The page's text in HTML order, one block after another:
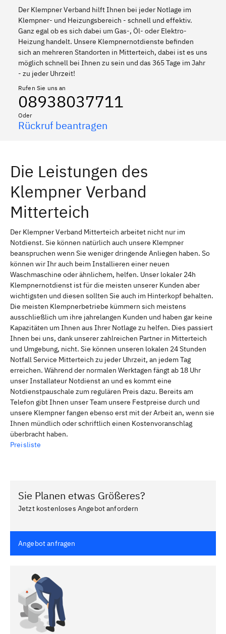
Der Klempner Verband hilft Ihnen bei jeder Notlage im
Klempner- und Heizungsbereich - schnell und effektiv.
Ganz egal ob es sich dabei um Gas-, Öl- oder Elektro-
Heizung handelt. Unsere Klempnernotdienste befinden
sich an mehreren Standorten in Mitterteich, dabei ist es uns
möglich schnell bei Ihnen zu sein und das 365 Tage im Jahr
- zu jeder Uhrzeit!
Rufen Sie uns an
08938037711
Oder
Rückruf beantragen
Die Leistungen des
Klempner Verband
Mitterteich
Der Klempner Verband Mitterteich arbeitet nicht nur im
Notdienst. Sie können natürlich auch unsere Klempner
beanspruchen wenn Sie weniger dringende Anliegen haben. So
können wir Ihr auch beim Installieren einer neuen
Waschmaschine oder ähnlichem, helfen. Unser lokaler 24h
Klempnernotdienst ist für die meisten unserer Kunden aber
wichtigsten und diesen sollten Sie auch im Hinterkopf behalten.
Die meisten Klempnerbetriebe kümmern sich meistens
ausschließlich um ihre jahrelangen Kunden und haben gar keine
Kapazitäten um Ihnen aus Ihrer Notlage zu helfen. Dies passiert
Ihnen bei uns, dank unserer zahlreichen Partner in Mitterteich
und Umgebung, nicht. Sie können unseren lokalen 24 Stunden
Notfall Service Mitterteich zu jeder Uhrzeit, an jedem Tag
erreichen. Während der normalen Werktagen fängt ab 18 Uhr
unser Installateur Notdienst an und es kommt eine
Notdienstpauschale zum regulären Preis dazu. Bereits am
Telefon gibt Ihnen unser Team unsere Festpreise durch und
unsere Klempner fangen ebenso erst mit der Arbeit an, wenn sie
Ihnen mündlich oder schriftlich einen Kostenvoranschlag
überbracht haben.
Preisliste
Sie Planen etwas Größeres?
Jetzt kostenloses Angebot anfordern
Angebot anfragen